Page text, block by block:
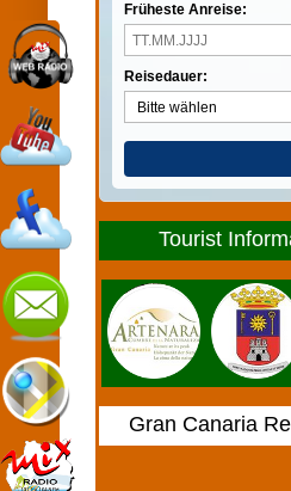
Früheste Anreise:
Reisedauer:
Tourist
Gran Canaria